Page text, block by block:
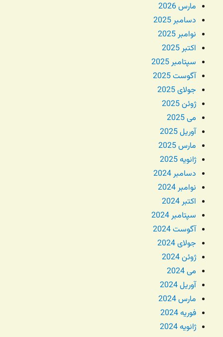
مارس 2026
دسامبر 2025
نوامبر 2025
اکتبر 2025
سپتامبر 2025
آگوست 2025
جولای 2025
ژوئن 2025
می 2025
آوریل 2025
مارس 2025
ژانویه 2025
دسامبر 2024
نوامبر 2024
اکتبر 2024
سپتامبر 2024
آگوست 2024
جولای 2024
ژوئن 2024
می 2024
آوریل 2024
مارس 2024
فوریه 2024
ژانویه 2024